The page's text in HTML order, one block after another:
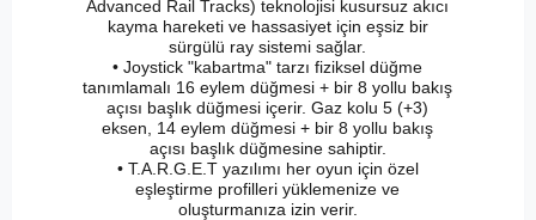
Advanced Rail Tracks) teknolojisi kusursuz akıcı
kayma hareketi ve hassasiyet için eşsiz bir
sürgülü ray sistemi sağlar.
• Joystick "kabartma" tarzı fiziksel düğme
tanımlamalı 16 eylem düğmesi + bir 8 yollu bakış
açısı başlık düğmesi içerir. Gaz kolu 5 (+3)
eksen, 14 eylem düğmesi + bir 8 yollu bakış
açısı başlık düğmesine sahiptir.
• T.A.R.G.E.T yazılımı her oyun için özel
eşleştirme profilleri yüklemenize ve
oluşturmanıza izin verir.